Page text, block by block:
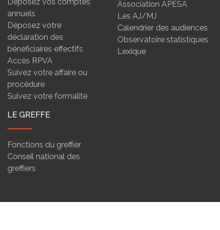
annuels
Déposez votre
déclaration des
bénéficiaires effectifs
Accès RPVA
Suivez votre affaire ou
procédure
Suivez votre formalité
Association APESA
Les AJ/MJ
Calendrier des audiences
Observatoire statistiques
Lexique
LE GREFFE
Fonctions du greffier
Conseil national des
greffiers